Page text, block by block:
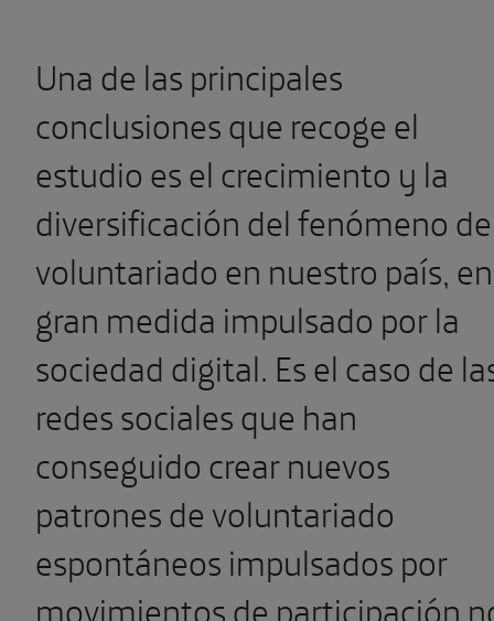
Una de las principales
conclusiones que recoge el
estudio es el crecimiento y la
diversificación del fenómeno
voluntariado en nuestro país, en
gran medida impulsado por la
sociedad digital. Es el caso de
redes sociales que han
conseguido crear nuevos
patrones de voluntariado
espontáneos impulsados por
movimientos de participación